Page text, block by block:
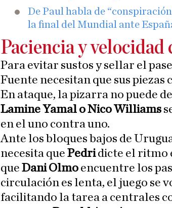
De Paul habla de
la final del Mundial ante
Paciencia y velocidad
Para evitar sustos y sellar el
Fuente necesitan que sus piezas
En ataque, la pizarra no puede
Lamine Yamal o Nico Williams
en el uno contra uno.
Ante los bloques bajos de
necesita que Pedridicte el ritmo
que Dani Olmo encuentre los
circulación es lenta, el juego se
facilitando la tarea a centrales